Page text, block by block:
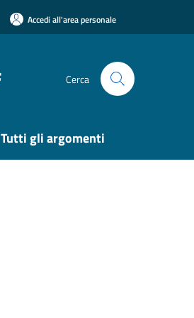
Accedi all'area personale
Cerca
Tutti gli argomenti